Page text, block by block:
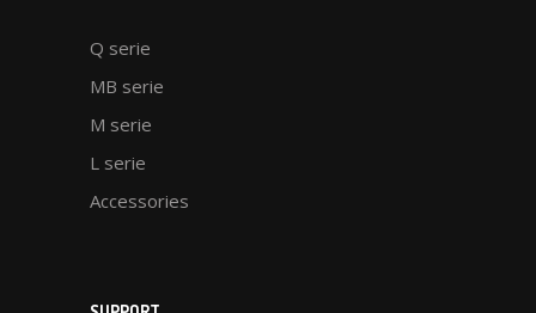
Q serie
MB serie
M serie
L serie
Accessories